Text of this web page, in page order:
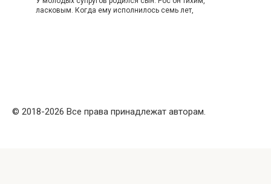
ласковым. Когда ему исполнилось семь лет,
© 2018-2026 Все права принадлежат авторам.